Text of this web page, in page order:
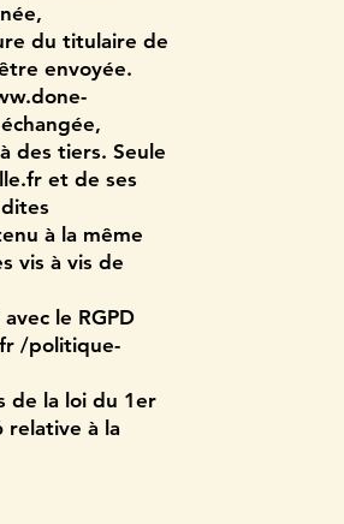
du titulaire de
envoyée.
des tiers. Seule
et de ses
à la même
vis à vis de
le RGPD
/politique-
de la loi du 1er
relative à la